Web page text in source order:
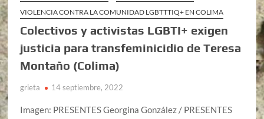
VIOLENCIA CONTRA LA COMUNIDAD LGBTTTIQ+ EN COLIMA
Colectivos y activistas LGBTI+ exigen
justicia para transfeminicidio de Teresa
Montaño (Colima)
grieta 14 septiembre, 2022
Imagen: PRESENTES Georgina González / PRESENTES